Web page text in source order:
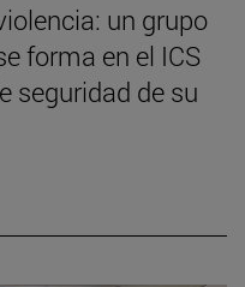
un grupo
forma en el ICS
seguridad de su